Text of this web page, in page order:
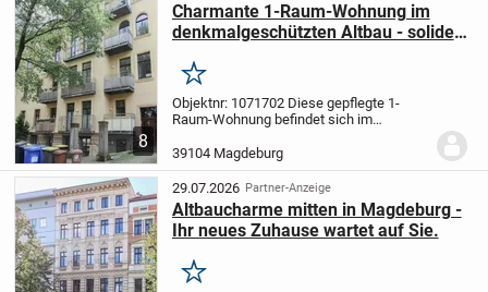
8
Charmante 1-Raum-Wohnung im
denkmalgeschützten Altbau - solide
Merken
Objektnr: 1071702 Diese gepflegte 1-
Raum-Wohnung befindet sich im
Mehrfamilienhauses aus der Zeit um
1890. Das Gebäude wurde 2007/2008
umfassend kernsaniert und...
39104 Magdeburg
29.07.2026 Partner-Anzeige
Altbaucharme mitten in Magdeburg -
Ihr neues Zuhause wartet auf Sie.
Merken